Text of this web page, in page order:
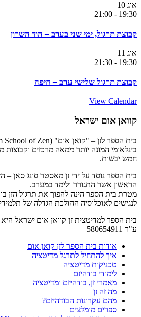
אוג 10
19:30
-
21:00
קבוצת תרגול, ימי שני בערב – הוד השרון
אוג 11
19:30
-
21:30
קבוצת תרגול שלישי ערב – חיפה
View Calendar
קוואן אום ישראל
בינלאומי המונה יותר ממאה מרכזים וקבוצות
חמש יבשות.
בית הספר נוסד על ידי זן מאסטר סונג סאן –
הראשון אשר התגורר ולימד במערב.
מטרת בית הספר הינה להפוך את תרגול הזן
לנגישים לאוכלוסיה ההולכת הגדלה של
בית הספר למדיטצית זן קוואן אום ישראל
ע"ר 580654911
אודות בית הספר לזן קואן אום
איך להתחיל לתרגל מדיטציה
טכניקות מדיטציה
לימודי בודהיזם
מאמרי זן, בודהיזם ומדיטציה
מה זה זן
מהם עקרונות הבודהיזם?
ספרים מומלצים